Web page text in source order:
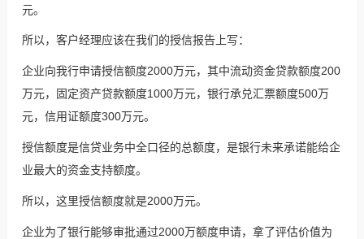
元。
所以，客户经理应该在我们的授信报告上写：
企业向我行申请授信额度2000万元，其中流动资金贷款额度200
万元，固定资产贷款额度1000万元，银行承兑汇票额度500万
元，信用证额度300万元。
授信额度是信贷业务中全口径的总额度，是银行未来承诺能给企
业最大的资金支持额度。
所以，这里授信额度就是2000万元。
企业为了银行能够审批通过2000万额度申请，拿了评估价值为